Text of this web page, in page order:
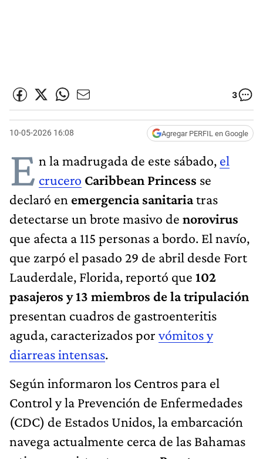
3
10-05-2026 16:08 Agregar PERFIL en Google
E n la madrugada de este sábado, el
crucero Caribbean Princess se
declaró en emergencia sanitariatras
detectarse un brote masivo de norovirus
que afecta a 115 personas a bordo. El navío,
que zarpó el pasado 29 de abril desde Fort
Lauderdale, Florida, reportó que 102
pasajeros y 13 miembros de la tripulación
presentan cuadros de gastroenteritis
aguda, caracterizados por vómitos y
diarreas intensas.
Según informaron los Centros para el
Control y la Prevención de Enfermedades
(CDC) de Estados Unidos, la embarcación
navega actualmente cerca de las Bahamas